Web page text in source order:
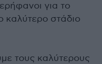
για το
καλύτερο στάδιο
τους καλύτερους